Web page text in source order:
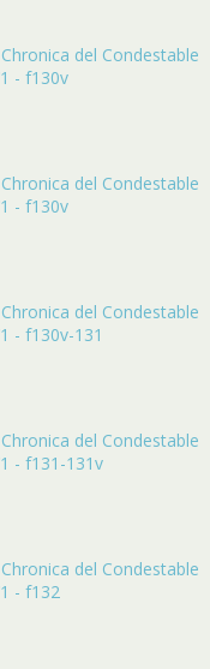
del Condestable
- f130v
del Condestable
- f130v
del Condestable
- f130v-131
del Condestable
- f131-131v
del Condestable
- f132